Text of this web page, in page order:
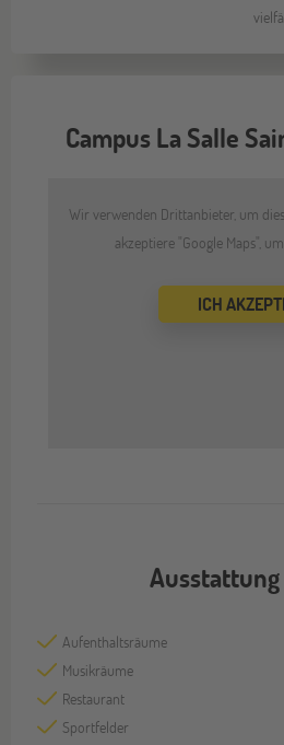
Campus La Salle
Wir verwenden Drittanbieter, um
akzeptiere "Google Maps",
ICH
Ausstattung
Aufenthaltsräume
Musikräume
Restaurant
Sportfelder